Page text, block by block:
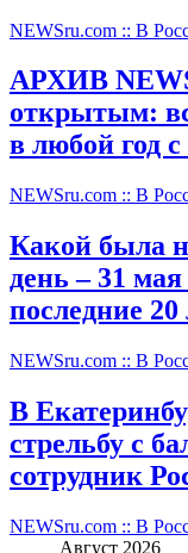
NEWSru.com :: В
АРХИВ
открытым:
в любой год
NEWSru.com :: В
Какой была
день – 31
последние 20
NEWSru.com :: В
В
стрельбу с
сотрудник
NEWSru.com :: В
Август 2026